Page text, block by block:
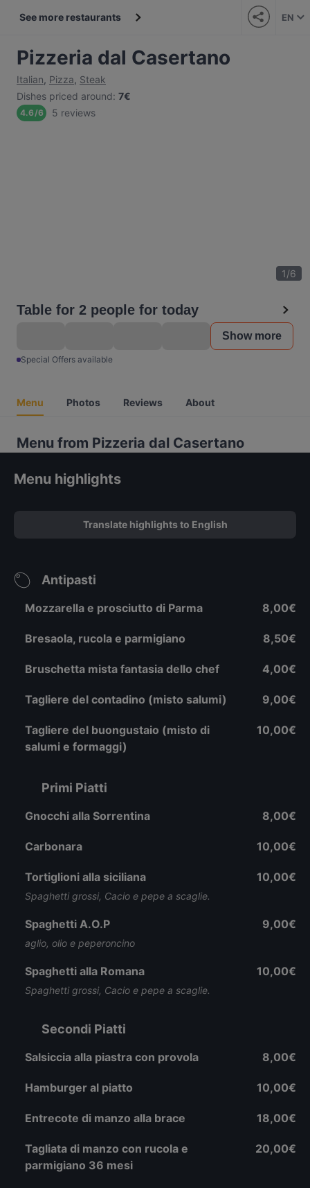
See more restaurants EN
Pizzeria dal Casertano
Italian, Pizza, Steak
Dishes priced around: 7€
4.6/6 5 reviews
1/6
Table for 2 people for today
Show more
Special Offers available
Menu Photos Reviews About
Menu from Pizzeria dal Casertano
Menu highlights
Translate highlights to English
Antipasti
Mozzarella e prosciutto di Parma 8,00€
Bresaola, rucola e parmigiano 8,50€
Bruschetta mista fantasia dello chef 4,00€
Tagliere del contadino (misto salumi) 9,00€
Tagliere del buongustaio (misto di
salumi e formaggi)
10,00€
Primi Piatti
Gnocchi alla Sorrentina 8,00€
Carbonara 10,00€
Tortiglioni alla siciliana
Spaghetti grossi, Cacio e pepe a scaglie.
10,00€
Spaghetti A.O.P
aglio, olio e peperoncino
9,00€
Spaghetti alla Romana
Spaghetti grossi, Cacio e pepe a scaglie.
10,00€
Secondi Piatti
Salsiccia alla piastra con provola 8,00€
Hamburger al piatto 10,00€
Entrecote di manzo alla brace 18,00€
Tagliata di manzo con rucola e
parmigiano 36 mesi
20,00€